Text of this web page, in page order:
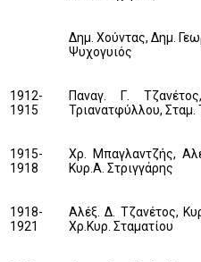
∆ηµ. Χούντας, ∆ηµ.
Ψυχογυιός
1912-
1915
Παναγ. Γ.
Τριανατφύλλου, Σταµ.
1915-
1918
Χρ. Μπαγλαντζής,
Κυρ.Α. Στριγγάρης
1918-
1921
Αλέξ. ∆. Τζανέτος,
Χρ.Κυρ. Σταµατίου